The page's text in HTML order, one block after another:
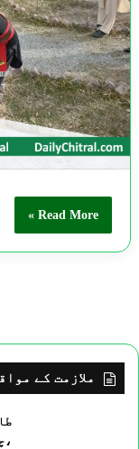
Read More »
ملازمت کے